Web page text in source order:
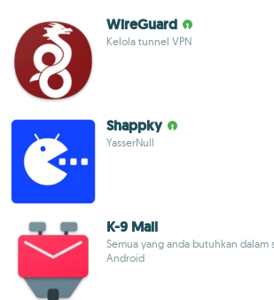
WireGuard
Kelola tunnel VPN
Shappky
YasserNull
K-9 Mail
Semua yang anda butuhkan dalam
Android